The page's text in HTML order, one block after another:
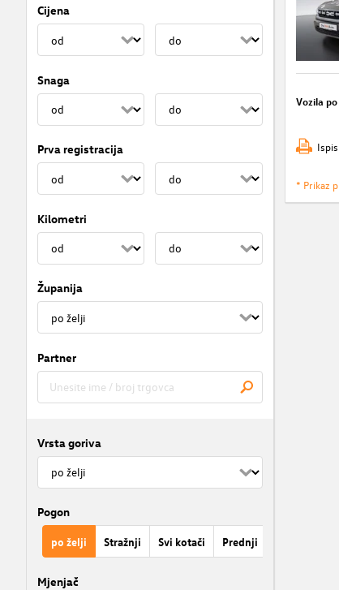
Cijena
Snaga
Prva registracija
Kilometri
Županija
Partner
Vrsta goriva
Pogon
po želji Stražnji Svi kotači Prednji
Mjenjač
Vozila
* Prikaz